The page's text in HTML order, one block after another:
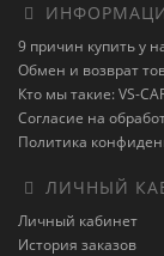
9 причин купить у
Обмен и возврат
Кто мы такие: VS-
Согласие на
Политика
ЛИЧНЫЙ
Личный кабинет
История заказов